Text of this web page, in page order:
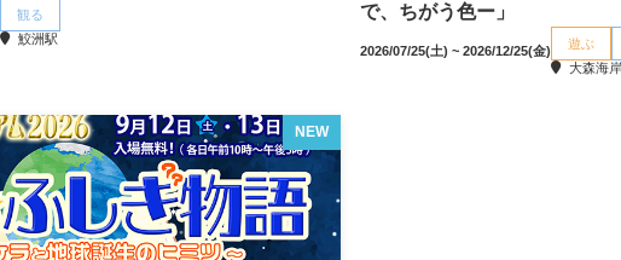
観る
鮫洲駅
で、ちがう色ー」
2026/07/25(土) ~ 2026/12/25(金)
遊ぶ
大森海
NEW